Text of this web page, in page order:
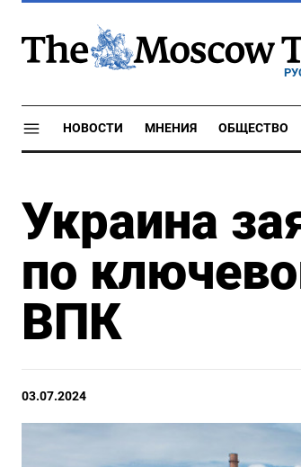
НОВОСТИ МНЕНИЯ ОБЩЕСТВО
Украина
по
ВПК
03.07.2024